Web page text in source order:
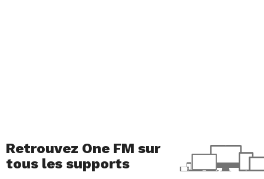
Retrouvez One FM sur
tous les supports